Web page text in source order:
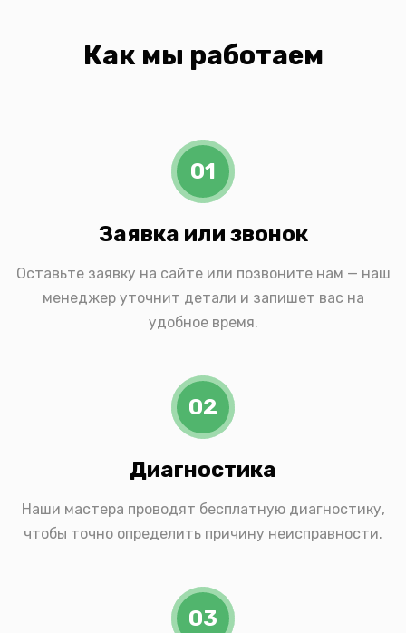
Как мы работаем
01
Заявка или звонок
Оставьте заявку на сайте или позвоните нам — наш
менеджер уточнит детали и запишет вас на
удобное время.
02
Диагностика
Наши мастера проводят бесплатную диагностику,
чтобы точно определить причину неисправности.
03